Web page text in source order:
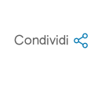
Condividi